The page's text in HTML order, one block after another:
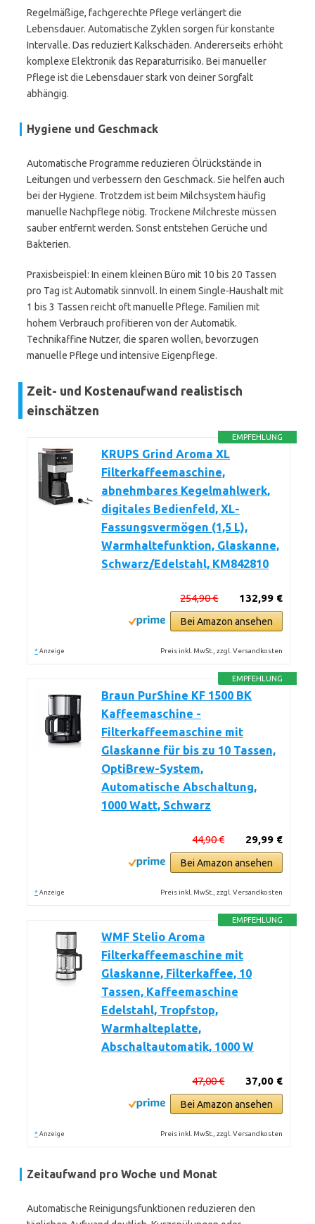
Regelmäßige, fachgerechte Pflege verlängert die
Lebensdauer. Automatische Zyklen sorgen für konstante
Intervalle. Das reduziert Kalkschäden. Andererseits erhöht
komplexe Elektronik das Reparaturrisiko. Bei manueller
Pflege ist die Lebensdauer stark von deiner Sorgfalt
abhängig.
Hygiene und Geschmack
Automatische Programme reduzieren Ölrückstände in
Leitungen und verbessern den Geschmack. Sie helfen auch
bei der Hygiene. Trotzdem ist beim Milchsystem häufig
manuelle Nachpflege nötig. Trockene Milchreste müssen
sauber entfernt werden. Sonst entstehen Gerüche und
Bakterien.
Praxisbeispiel: In einem kleinen Büro mit 10 bis 20 Tassen
pro Tag ist Automatik sinnvoll. In einem Single-Haushalt mit
1 bis 3 Tassen reicht oft manuelle Pflege. Familien mit
hohem Verbrauch profitieren von der Automatik.
Technikaffine Nutzer, die sparen wollen, bevorzugen
manuelle Pflege und intensive Eigenpflege.
Zeit- und Kostenaufwand realistisch
einschätzen
EMPFEHLUNG
KRUPS Grind Aroma XL
Filterkaffeemaschine,
abnehmbares Kegelmahlwerk,
digitales Bedienfeld, XL-
Fassungsvermögen (1,5 L),
Warmhaltefunktion, Glaskanne,
Schwarz/Edelstahl, KM842810
132,99 €
254,90 €
Bei Amazon ansehen
* Anzeige Preis inkl. MwSt., zzgl. Versandkosten
EMPFEHLUNG
Braun PurShine KF 1500 BK
Kaffeemaschine -
Filterkaffeemaschine mit
Glaskanne für bis zu 10 Tassen,
OptiBrew-System,
Automatische Abschaltung,
1000 Watt, Schwarz
29,99 €
44,90 €
Bei Amazon ansehen
* Anzeige Preis inkl. MwSt., zzgl. Versandkosten
EMPFEHLUNG
WMF Stelio Aroma
Filterkaffeemaschine mit
Glaskanne, Filterkaffee, 10
Tassen, Kaffeemaschine
Edelstahl, Tropfstop,
Warmhalteplatte,
Abschaltautomatik, 1000 W
37,00 €
47,00 €
Bei Amazon ansehen
* Anzeige Preis inkl. MwSt., zzgl. Versandkosten
Zeitaufwand pro Woche und Monat
Automatische Reinigungsfunktionen reduzieren den